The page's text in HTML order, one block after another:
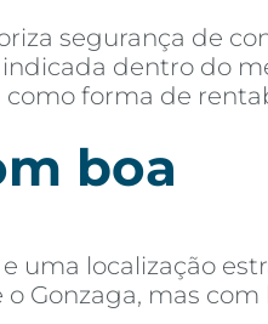
segurança de
dentro do
forma de
boa
uma localização
Gonzaga, mas